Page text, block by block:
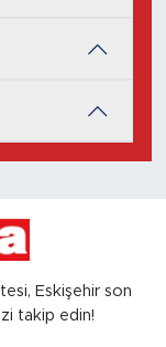
Eskişehir son
takip edin!